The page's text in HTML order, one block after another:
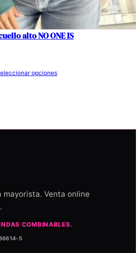
alto NO ONE IS
opciones
Venta online
COMBINABLES.
5